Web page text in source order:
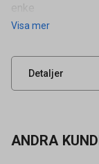
enke
Visa mer
Detaljer
Leverantörens
UNSPSC
ANDRA